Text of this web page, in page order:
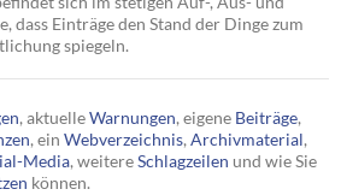
dass Einträge den Stand der Dinge zum
spiegeln.
, aktuelleWarnungen, eigene Beiträge,
, ein Webverzeichnis, Archivmaterial,
Media, weitereSchlagzeilen und wie Sie
können.